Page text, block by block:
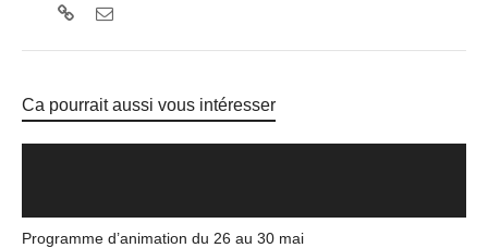
Ca pourrait aussi vous intéresser
Programme d’animation du 26 au 30 mai